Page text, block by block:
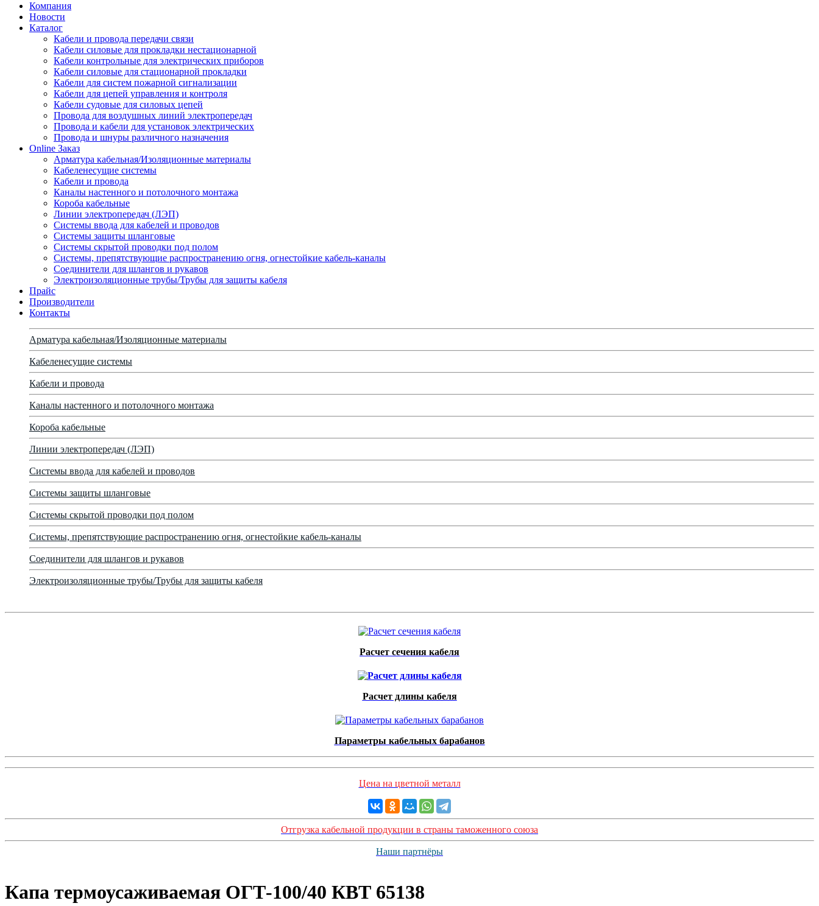
Компания
Новости
Каталог
Кабели и провода передачи связи
Кабели силовые для прокладки нестационарной
Кабели контрольные для электрических приборов
Кабели силовые для стационарной прокладки
Кабели для систем пожарной сигнализации
Кабели для цепей управления и контроля
Кабели судовые для силовых цепей
Провода для воздушных линий электропередач
Провода и кабели для установок электрических
Провода и шнуры различного назначения
Online Заказ
Арматура кабельная/Изоляционные материалы
Кабеленесущие системы
Кабели и провода
Каналы настенного и потолочного монтажа
Короба кабельные
Линии электропередач (ЛЭП)
Системы ввода для кабелей и проводов
Системы защиты шланговые
Системы скрытой проводки под полом
Системы, препятствующие распространению огня, огнестойкие кабель-каналы
Соединители для шлангов и рукавов
Электроизоляционные трубы/Трубы для защиты кабеля
Прайс
Производители
Контакты
Арматура кабельная/Изоляционные материалы
Кабеленесущие системы
Кабели и провода
Каналы настенного и потолочного монтажа
Короба кабельные
Линии электропередач (ЛЭП)
Системы ввода для кабелей и проводов
Системы защиты шланговые
Системы скрытой проводки под полом
Системы, препятствующие распространению огня, огнестойкие кабель-каналы
Соединители для шлангов и рукавов
Электроизоляционные трубы/Трубы для защиты кабеля
Расчет сечения кабеля
Расчет длины кабеля
Параметры кабельных барабанов
Цена на цветной металл
Отгрузка кабельной продукции в страны таможенного союза
Наши партнёры
Капа термоусаживаемая ОГТ-100/40 КВТ 65138